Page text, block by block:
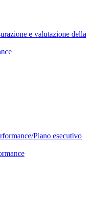
e valutazione della
Piano esecutivo